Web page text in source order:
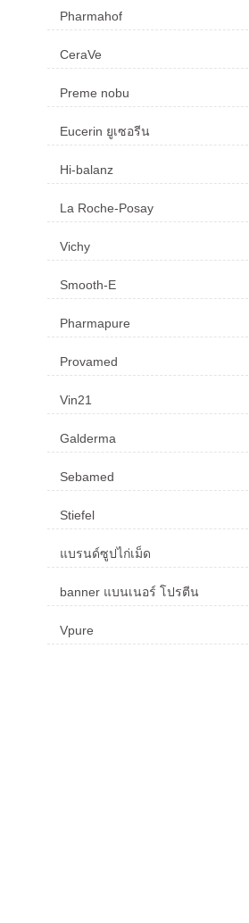
Pharmahof
CeraVe
Preme nobu
Eucerin ยูเซอรีน
Hi-balanz
La Roche-Posay
Vichy
Smooth-E
Pharmapure
Provamed
Vin21
Galderma
Sebamed
Stiefel
แบรนด์ซูปไก่เม็ด
banner แบนเนอร์ โปรตีน
Vpure